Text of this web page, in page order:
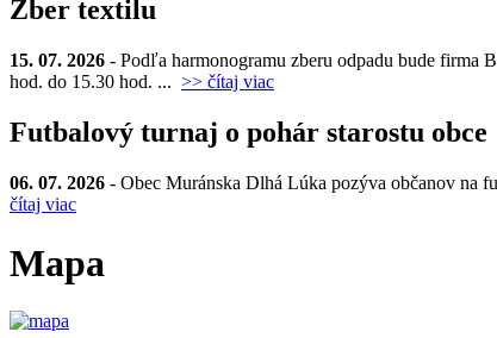
Zber textilu
15. 07. 2026 - Podľa harmonogramu zberu odpadu bude firma
hod. do 15.30 hod. ... >> čítaj viac
Futbalový turnaj o pohár starostu obce
06. 07. 2026 - Obec Muránska Dlhá Lúka pozýva občanov na
čítaj viac
Mapa